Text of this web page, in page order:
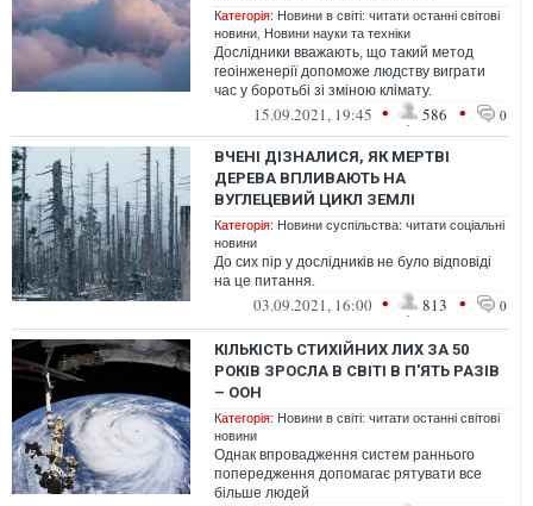
Категорія: Новини в світі: читати останні світові
новини Новини науки та техніки
Дослідники вважають, що такий метод
геоінженерії допоможе людству виграти
час у боротьбі зі зміною клімату.
15.09.2021, 19:45 • 586 • 0
ВЧЕНІ ДІЗНАЛИСЯ, ЯК МЕРТВІ
ДЕРЕВА ВПЛИВАЮТЬ НА
ВУГЛЕЦЕВИЙ ЦИКЛ ЗЕМЛІ
Категорія: Новини суспільства: читати соціальні
новини
До сих пір у дослідників не було відповіді
на це питання.
03.09.2021, 16:00 • 813 • 0
КІЛЬКІСТЬ СТИХІЙНИХ ЛИХ ЗА 50
РОКІВ ЗРОСЛА В СВІТІ В П'ЯТЬ РАЗІВ
– ООН
Категорія: Новини в світі: читати останні світові
новини
Однак впровадження систем раннього
попередження допомагає рятувати все
більше людей